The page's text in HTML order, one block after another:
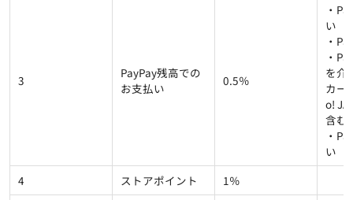
3
PayPay残高での
お支払い
0.5％
・
い
・
・
を介
カー
o!
含む
・
い（
4
ストアポイント 1％